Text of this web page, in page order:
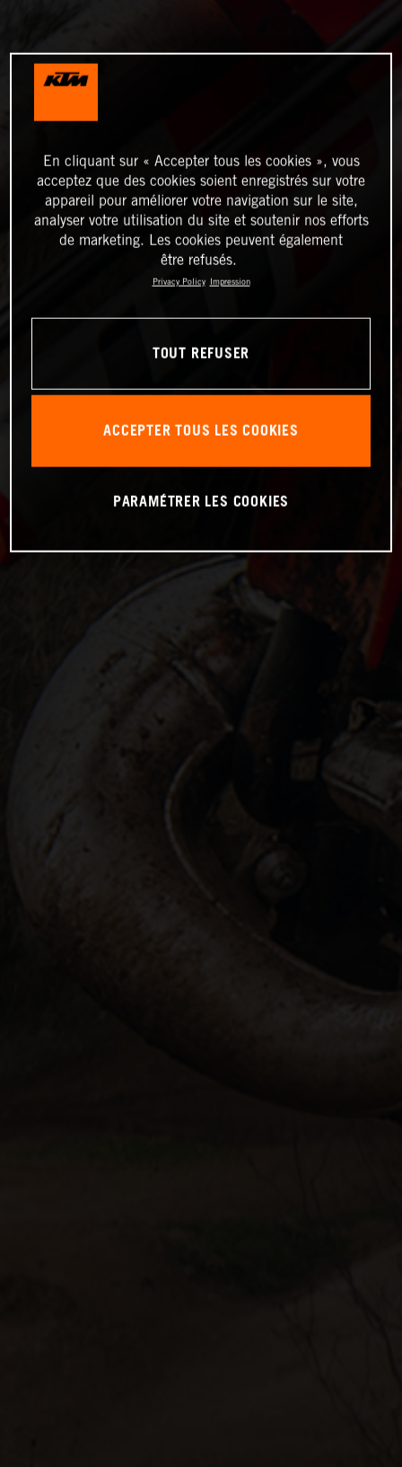
En cliquant sur « Accepter tous les cookies », vous
acceptez que des cookies soient enregistrés sur votre
appareil pour améliorer votre navigation sur le site,
analyser votre utilisation du site et soutenir nos efforts
de marketing. Les cookies peuvent également
être refusés.
Privacy Policy Impression
TOUT REFUSER
ACCEPTER TOUS LES COOKIES
PARAMÉTRER LES COOKIES